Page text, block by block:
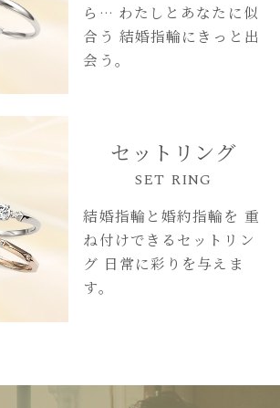
ら… わたしとあなたに似
合う 結婚指輪にきっと出
会う。
セットリング
SET RING
結婚指輪と婚約指輪を 重
ね付けできるセットリン
グ 日常に彩りを与えま
す。